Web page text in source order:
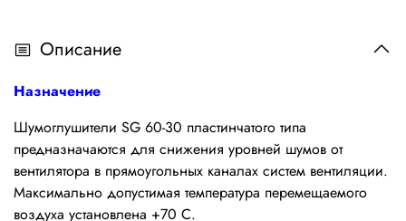
Описание
Назначение
Шумоглушители SG 60-30 пластинчатого типа
предназначаются для снижения уровней шумов от
вентилятора в прямоугольных каналах систем вентиляции.
Максимально допустимая температура перемещаемого
воздуха установлена +70 С.